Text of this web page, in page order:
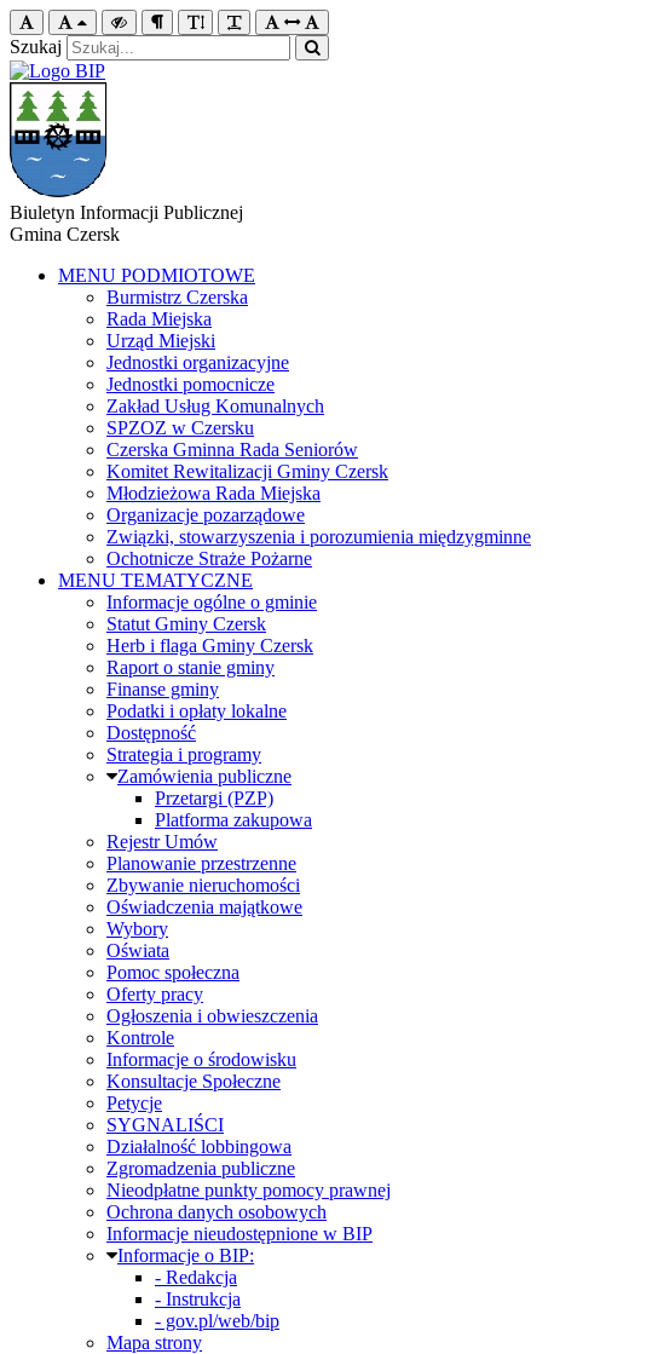
Szukaj
Biuletyn Informacji Publicznej
Gmina Czersk
MENU PODMIOTOWE
Burmistrz Czerska
Rada Miejska
Urząd Miejski
Jednostki organizacyjne
Jednostki pomocnicze
Zakład Usług Komunalnych
SPZOZ w Czersku
Czerska Gminna Rada Seniorów
Komitet Rewitalizacji Gminy Czersk
Młodzieżowa Rada Miejska
Organizacje pozarządowe
Związki, stowarzyszenia i porozumienia międzygminne
Ochotnicze Straże Pożarne
MENU TEMATYCZNE
Informacje ogólne o gminie
Statut Gminy Czersk
Herb i flaga Gminy Czersk
Raport o stanie gminy
Finanse gminy
Podatki i opłaty lokalne
Dostępność
Strategia i programy
Zamówienia publiczne
Przetargi (PZP)
Platforma zakupowa
Rejestr Umów
Planowanie przestrzenne
Zbywanie nieruchomości
Oświadczenia majątkowe
Wybory
Oświata
Pomoc społeczna
Oferty pracy
Ogłoszenia i obwieszczenia
Kontrole
Informacje o środowisku
Konsultacje Społeczne
Petycje
SYGNALIŚCI
Działalność lobbingowa
Zgromadzenia publiczne
Nieodpłatne punkty pomocy prawnej
Ochrona danych osobowych
Informacje nieudostępnione w BIP
Informacje o BIP:
- Redakcja
- Instrukcja
- gov.pl/web/bip
Mapa strony